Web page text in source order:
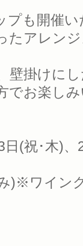
プも開催
たアレン
壁掛けに
でお楽し
(祝･木)、
)※ワイン